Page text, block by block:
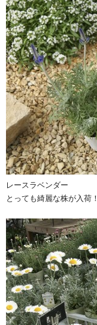
レースラベンダー
とっても綺麗な株が入荷！